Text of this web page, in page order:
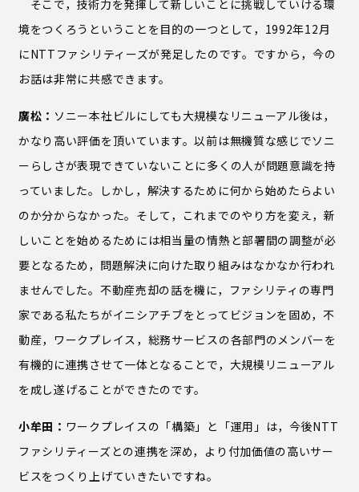
そこで，技術力を発揮して新しいことに挑戦していける環
境をつくろうということを目的の一つとして，1992年12月
にNTTファシリティーズが発足したのです。ですから，今の
お話は非常に共感できます。
廣松： ソニー本社ビルにしても大規模なリニューアル後は，
かなり高い評価を頂いています。以前は無機質な感じでソニ
ーらしさが表現できていないことに多くの人が問題意識を持
っていました。しかし，解決するために何から始めたらよい
のか分からなかった。そして，これまでのやり方を変え，新
しいことを始めるためには相当量の情熱と部署間の調整が必
要となるため，問題解決に向けた取り組みはなかなか行われ
ませんでした。不動産売却の話を機に，ファシリティの専門
家である私たちがイニシアチブをとってビジョンを固め，不
動産，ワークプレイス，総務サービスの各部門のメンバーを
有機的に連携させて一体となることで，大規模リニューアル
を成し遂げることができたのです。
小牟田： ワークプレイスの「構築」と「運用」は，今後NTT
ファシリティーズとの連携を深め，より付加価値の高いサー
ビスをつくり上げていきたいですね。